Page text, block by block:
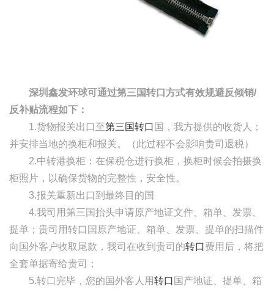
深圳鑫发环球可通过第三国转口方式有效规避反倾销/
反补贴流程如下：
1.货物报关出口至第三国转口 国，我方提供的收货人；
并安排当地的换柜和报关。（此过程不会影响贵司退税）
2.中转港换柜：在保税仓进行换柜，换柜时候会拍摄换
柜照片，以确保货物的完整性，安全性。
3.报关重新出口到最终目的国
4.我司用第三国抬头申请原产地证文件、箱单、发票、
提单；贵司用转口国原产地证、箱单、发票、提单的扫描件
向国外客户收取尾款，我司在收到贵司的转口费用后，将把
全套单据寄给贵司；
5.转口完毕，您的国外客人用转口 国产地证、提单、箱